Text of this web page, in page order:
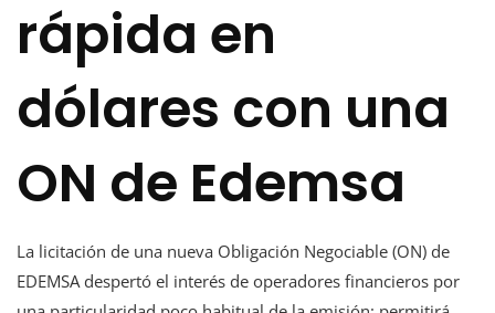
rápida en
dólares con una
ON de Edemsa
La licitación de una nueva Obligación Negociable (ON) de
EDEMSA despertó el interés de operadores financieros por